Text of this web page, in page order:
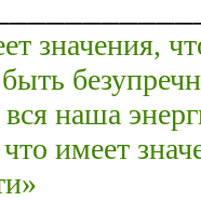
значения,
наша
что имеет